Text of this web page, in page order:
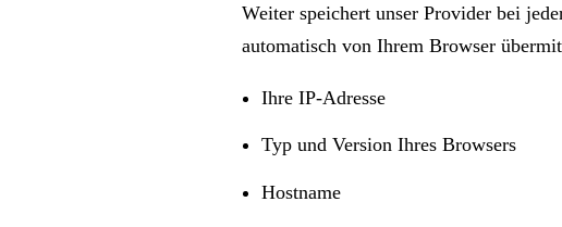
Weiter speichert unser Provider bei
automatisch von Ihrem Browser
Ihre IP-Adresse
Typ und Version Ihres Browsers
Hostname